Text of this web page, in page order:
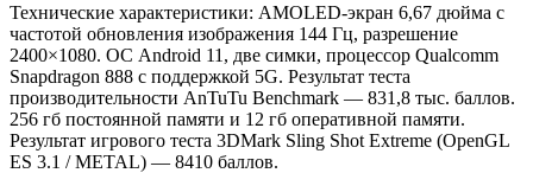
Технические характеристики: AMOLED-экран 6,67 дюйма с
частотой обновления изображения 144 Гц, разрешение
2400×1080. ОС Android 11, две симки, процессор Qualcomm
Snapdragon 888 с поддержкой 5G. Результат теста
производительности AnTuTu Benchmark — 831,8 тыс. баллов.
256 гб постоянной памяти и 12 гб оперативной памяти.
Результат игрового теста 3DMark Sling Shot Extreme (OpenGL
ES 3.1 / METAL) — 8410 баллов.